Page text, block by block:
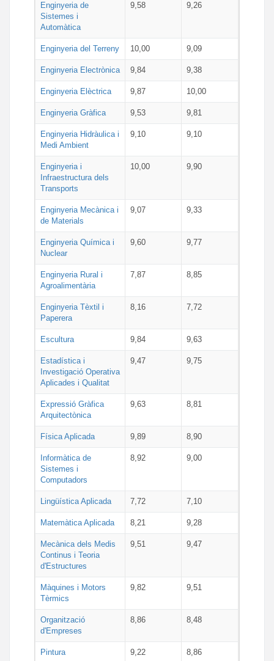
Enginyeria de
Sistemes i
Automàtica
9,58 9,26
Enginyeria del Terreny 10,00 9,09
Enginyeria Electrònica 9,84 9,38
Enginyeria Elèctrica 9,87 10,00
Enginyeria Gràfica 9,53 9,81
Enginyeria Hidràulica i
Medi Ambient
9,10 9,10
Enginyeria i
Infraestructura dels
Transports
10,00 9,90
Enginyeria Mecànica i
de Materials
9,07 9,33
Enginyeria Química i
Nuclear
9,60 9,77
Enginyeria Rural i
Agroalimentària
7,87 8,85
Enginyeria Tèxtil i
Paperera
8,16 7,72
Escultura 9,84 9,63
Estadística i
Investigació Operativa
Aplicades i Qualitat
9,47 9,75
Expressió Gràfica
Arquitectònica
9,63 8,81
Física Aplicada 9,89 8,90
Informàtica de
Sistemes i
Computadors
8,92 9,00
Lingüística Aplicada 7,72 7,10
Matemàtica Aplicada 8,21 9,28
Mecànica dels Medis
Continus i Teoria
d'Estructures
9,51 9,47
Màquines i Motors
Tèrmics
9,82 9,51
Organització
d'Empreses
8,86 8,48
Pintura 9,22 8,86